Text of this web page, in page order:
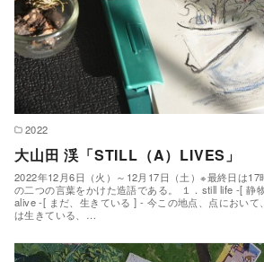
2022
大山田 渓「STILL（A）LIVES」
2022年12月6日（火）～12月17日（土）※最終日は
の二つの言葉をかけた造語である。 １．still life -[ 静
alive -[ まだ、生きている ] - 今この地点、点において
は生きている、…